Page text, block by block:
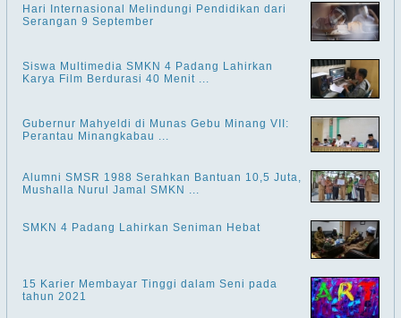
Hari Internasional Melindungi Pendidikan dari
Serangan 9 September
Siswa Multimedia SMKN 4 Padang Lahirkan
Karya Film Berdurasi 40 Menit ...
Gubernur Mahyeldi di Munas Gebu Minang VII:
Perantau Minangkabau ...
Alumni SMSR 1988 Serahkan Bantuan 10,5 Juta,
Mushalla Nurul Jamal SMKN ...
SMKN 4 Padang Lahirkan Seniman Hebat
15 Karier Membayar Tinggi dalam Seni pada
tahun 2021